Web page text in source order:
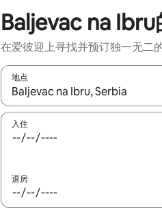
Baljevac na
在爱彼迎上寻找并预订独一无二
地点
如有搜索结果，请使用上下方向键
入住
退房